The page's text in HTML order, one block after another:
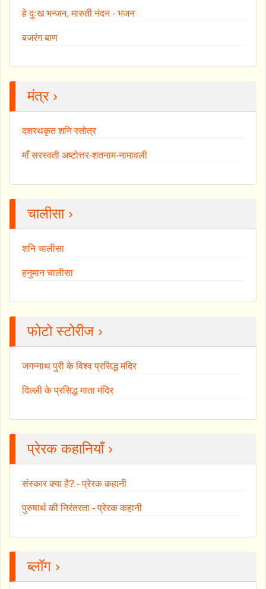
हे दुःख भन्जन, मारुती नंदन - भजन
बजरंग बाण
मंत्र ›
दशरथकृत शनि स्तोत्र
माँ सरस्वती अष्टोत्तर-शतनाम-नामावली
चालीसा ›
शनि चालीसा
हनुमान चालीसा
फोटो स्टोरीज ›
जगन्नाथ पुरी के विश्व प्रसिद्ध मंदिर
दिल्ली के प्रसिद्ध माता मंदिर
प्रेरक कहानियाँ ›
संस्कार क्या है? - प्रेरक कहानी
पुरुषार्थ की निरंतरता - प्रेरक कहानी
ब्लॉग ›